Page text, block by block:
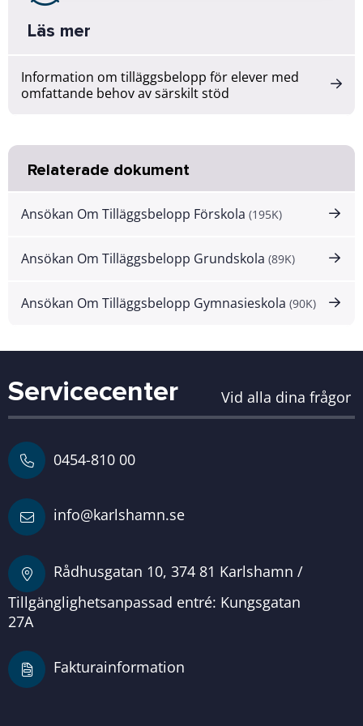
Läs mer
Information om tilläggsbelopp för elever med
omfattande behov av särskilt stöd
Relaterade dokument
Ansökan Om Tilläggsbelopp Förskola (195K)
Ansökan Om Tilläggsbelopp Grundskola (89K)
Ansökan Om Tilläggsbelopp Gymnasieskola (90K)
Servicecenter Vid alla dina frågor
0454-810 00
info@karlshamn.se
Rådhusgatan 10, 374 81 Karlshamn /
Tillgänglighetsanpassad entré: Kungsgatan
27A
Fakturainformation